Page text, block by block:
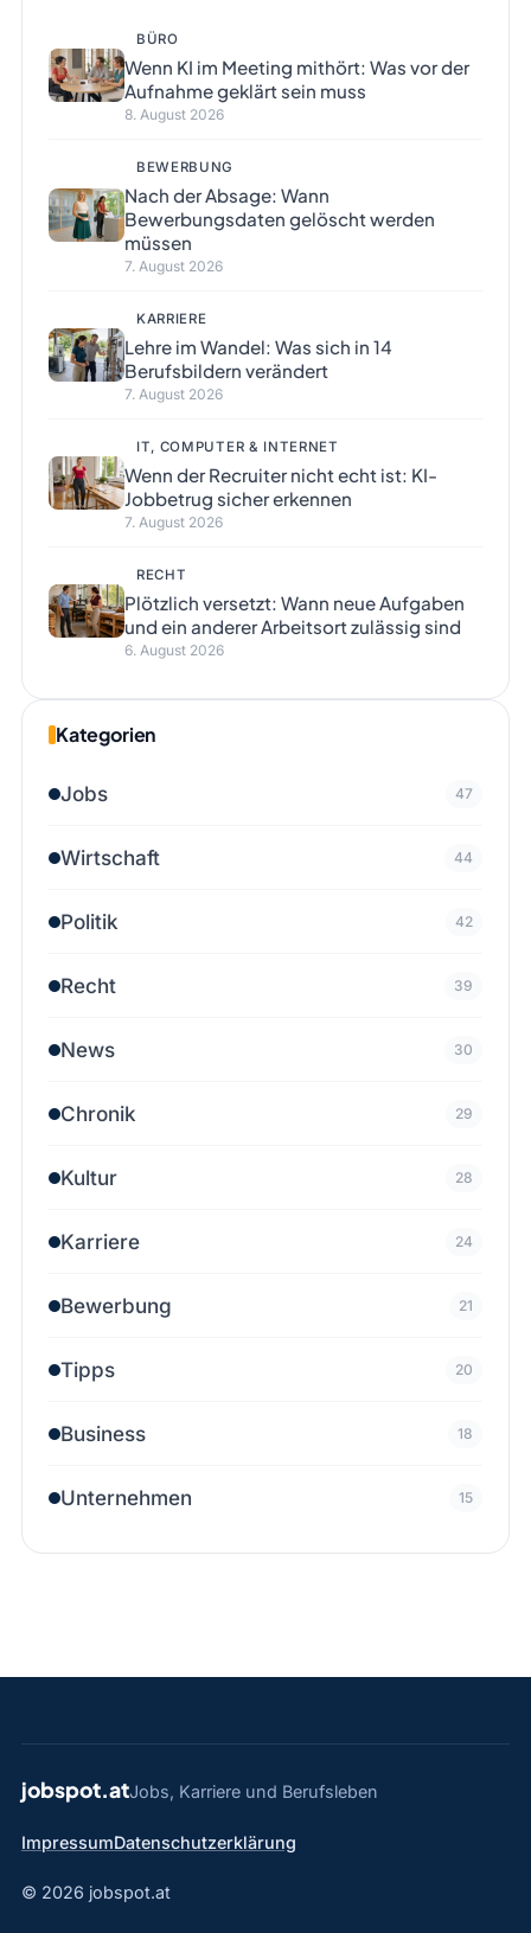
BÜRO
Wenn KI im Meeting mithört: Was vor der
Aufnahme geklärt sein muss
8. August 2026
BEWERBUNG
Nach der Absage: Wann
Bewerbungsdaten gelöscht werden
müssen
7. August 2026
KARRIERE
Lehre im Wandel: Was sich in 14
Berufsbildern verändert
7. August 2026
IT, COMPUTER & INTERNET
Wenn der Recruiter nicht echt ist: KI-
Jobbetrug sicher erkennen
7. August 2026
RECHT
Plötzlich versetzt: Wann neue Aufgaben
und ein anderer Arbeitsort zulässig sind
6. August 2026
Kategorien
Jobs 47
Wirtschaft 44
Politik 42
Recht 39
News 30
Chronik 29
Kultur 28
Karriere 24
Bewerbung 21
Tipps 20
Business 18
Unternehmen 15
jobspot.atJobs, Karriere und Berufsleben
ImpressumDatenschutzerklärung
© 2026 jobspot.at